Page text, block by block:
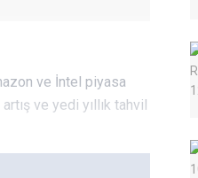
ve İntel piyasa
ve yedi yıllık tahvil